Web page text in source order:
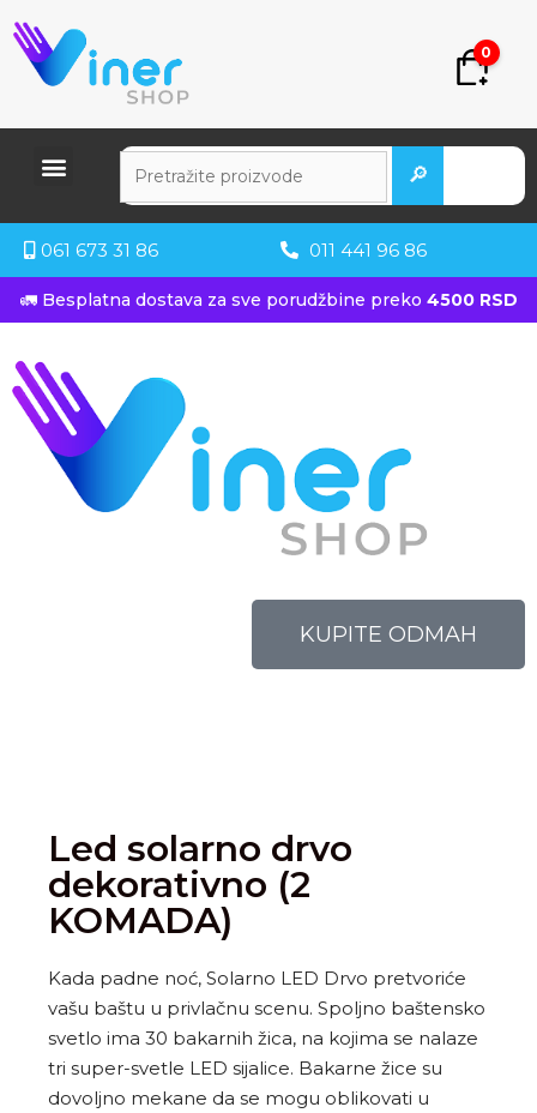
0
🔎
061 673 31 86 011 441 96 86
🚛 Besplatna dostava za sve porudžbine preko 4500 RSD
KUPITE ODMAH
Led solarno drvo
dekorativno (2
KOMADA)
Kada padne noć, Solarno LED Drvo pretvoriće
vašu baštu u privlačnu scenu. Spoljno baštensko
svetlo ima 30 bakarnih žica, na kojima se nalaze
tri super-svetle LED sijalice. Bakarne žice su
dovoljno mekane da se mogu oblikovati u